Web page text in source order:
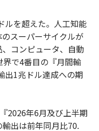
ルを超えた。人工知能
のスーパーサイクルが
コンピュータ、自動
で4番目の『月間輸
出1兆ドル達成への期
2026年6月及び上半期
出は前年同月比70.